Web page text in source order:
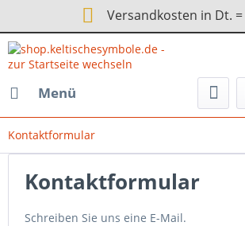
Versandkosten in Dt. =
Menü
Kontaktformular
Kontaktformular
Schreiben Sie uns eine E-Mail.